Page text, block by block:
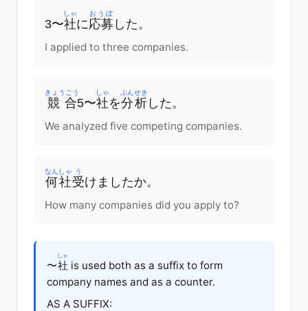
3〜社
しゃ
に応募
おうぼ
した 。
I applied to three companies.
競合
きょうごう
5〜社
しゃ
を分析
ぶんせき
した 。
We analyzed five competing companies.
何社
なんしゃ
受
う
けましたか。
How many companies did you apply to?
〜社
しゃ
is used both as a suffix to form
company names and as a counter.
AS A SUFFIX: